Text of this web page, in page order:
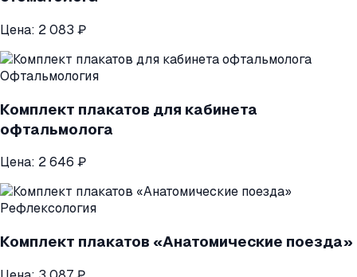
Цена: 2 083 ₽
Офтальмология
Комплект плакатов для кабинета
офтальмолога
Цена: 2 646 ₽
Рефлексология
Комплект плакатов «Анатомические поезда»